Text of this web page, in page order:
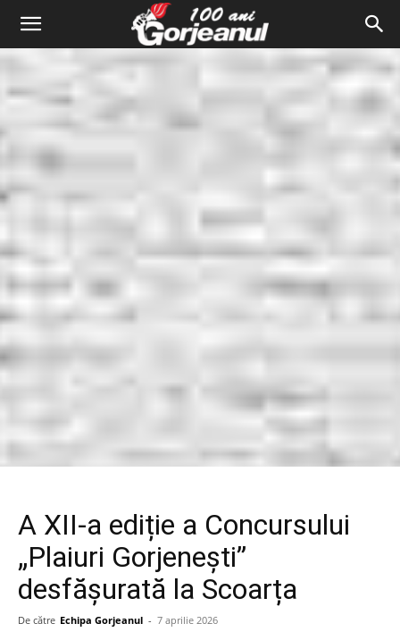
A XII-a ediție a Concursului
„Plaiuri Gorjenești”
desfășurată la Scoarța
De către Echipa Gorjeanul - 7 aprilie 2026